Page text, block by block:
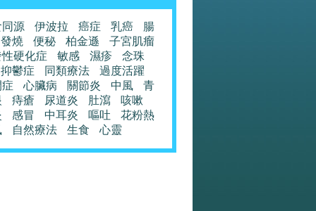
源 伊波拉 癌症 乳癌
腸
發燒
便秘 柏金遜
子宮肌瘤
硬化症
敏感 濕疹
念珠
抑鬱症
同類療法
過度活躍
心臟病 關節炎 中風
青
痔瘡 尿道炎 肚瀉
咳嗽
感冒 中耳炎 嘔吐
花粉熱
自然療法 生食 心靈